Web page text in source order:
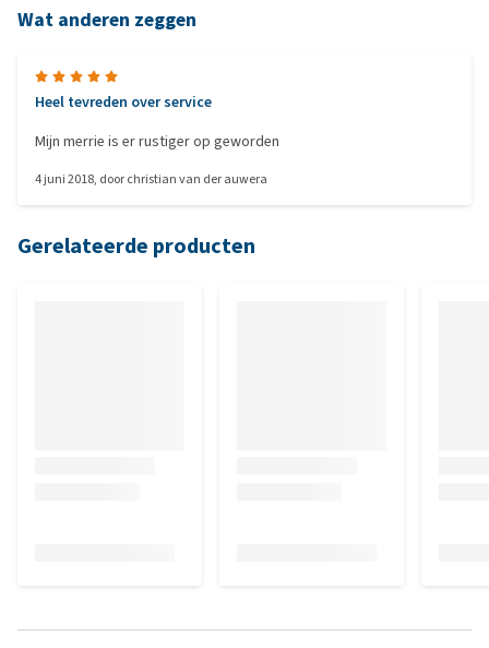
Wat anderen zeggen
Heel tevreden over service
Mijn merrie is er rustiger op geworden
4 juni 2018, doorchristian van der auwera
Gerelateerde producten